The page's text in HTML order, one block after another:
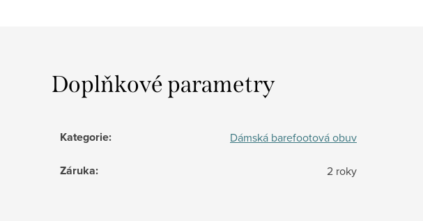
Doplňkové parametry
Kategorie: Dámská barefootová obuv
Záruka: 2 roky